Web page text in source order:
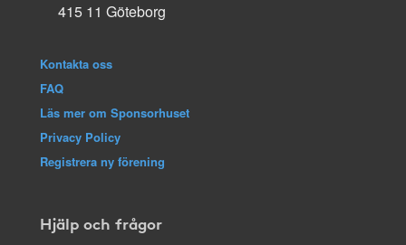
415 11 Göteborg
Kontakta oss
FAQ
Läs mer om Sponsorhuset
Privacy Policy
Registrera ny förening
Hjälp och frågor